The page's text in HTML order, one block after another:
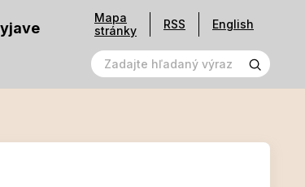
Mapa
stránky
RSS English